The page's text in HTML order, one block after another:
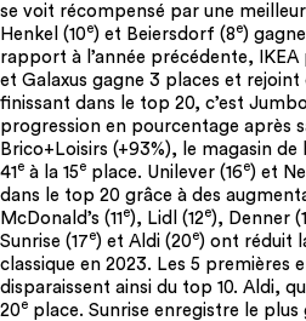
se voit récompensé par une
Henkel (10e) et Beiersdorf (8e)
rapport à l’année précédente, IKEA
et Galaxus gagne 3 places et rejoint
finissant dans le top 20, c’est
progression en pourcentage après
Brico+Loisirs (+93%), le magasin
41 e à la 15e place. Unilever (16e) et
dans le top 20 grâce à des
McDonald’s (11 e), Lidl (12e), Denner
Sunrise (17e) et Aldi (20e) ont réduit
classique en 2023. Les 5 premières
disparaissent ainsi du top 10. Aldi,
20e place. Sunrise enregistre le